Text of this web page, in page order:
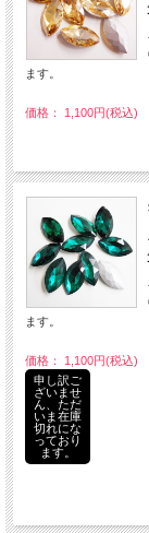
ます。
価格： 1,100円(税込)
ます。
価格： 1,100円(税込)
申し訳ご
ざいませ
ん、ただ
いま在庫
切れにな
っており
ます。